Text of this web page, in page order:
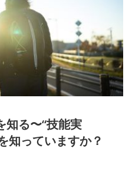
知る〜“技能実
知っていますか？